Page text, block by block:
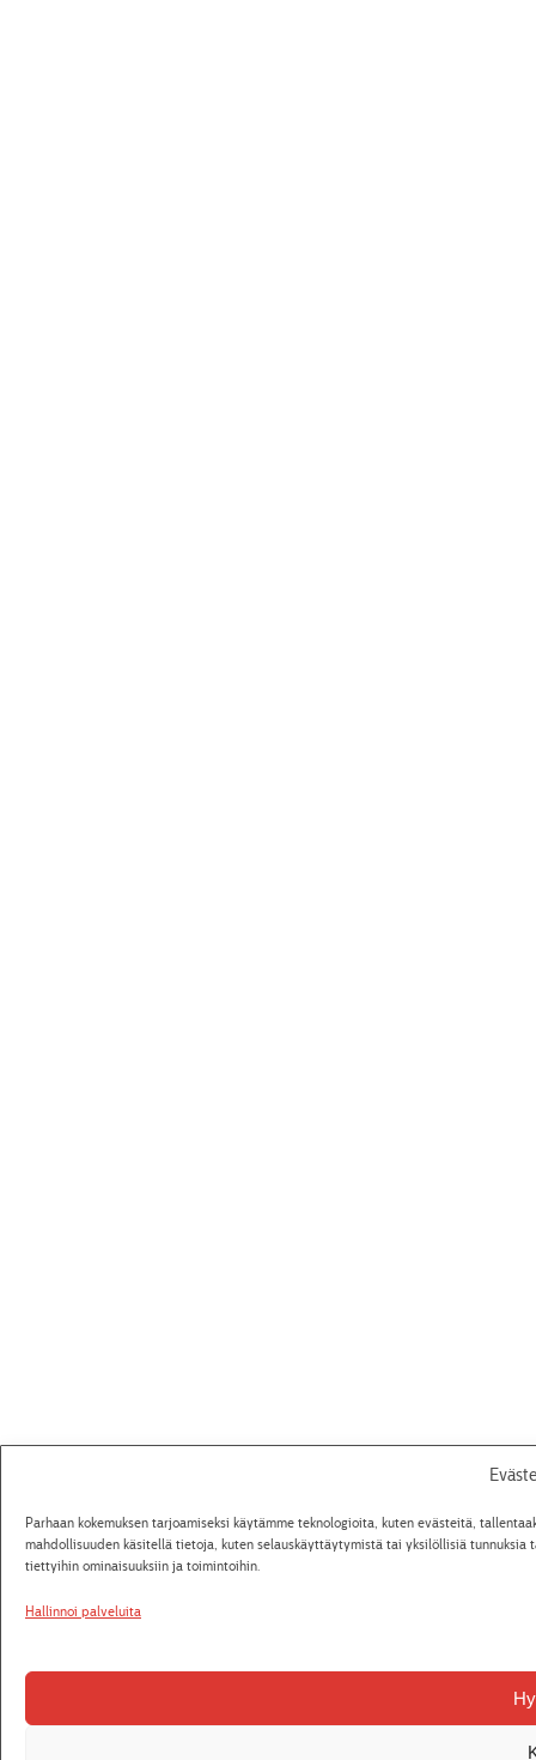
Parhaan kokemuksen tarjoamiseksi käytämme teknologioita, kuten evästeitä,
mahdollisuuden käsitellä tietoja, kuten selauskäyttäytymistä tai yksilöllisiä
tiettyihin ominaisuuksiin ja toimintoihin.
Hallinnoi palveluita